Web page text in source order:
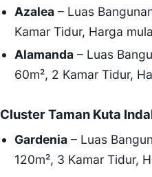
Azalea– Luas
Kamar Tidur, Harga
Alamanda– Luas
60m², 2 Kamar Tidur,
Cluster Taman Kuta
Gardenia– Luas
120m², 3 Kamar Tidur,